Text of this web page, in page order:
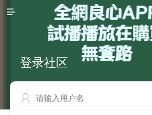

登录社区
